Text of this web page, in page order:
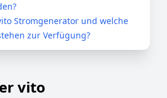
Stromgenerator und welche
zur Verfügung?
vito